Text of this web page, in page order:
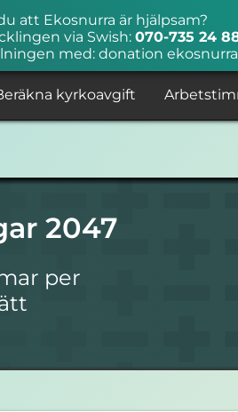
att Ekosnurra är hjälpsam?
via Swish: 070-735 24
med: donation ekosnurra
kyrkoavgift
2047
per